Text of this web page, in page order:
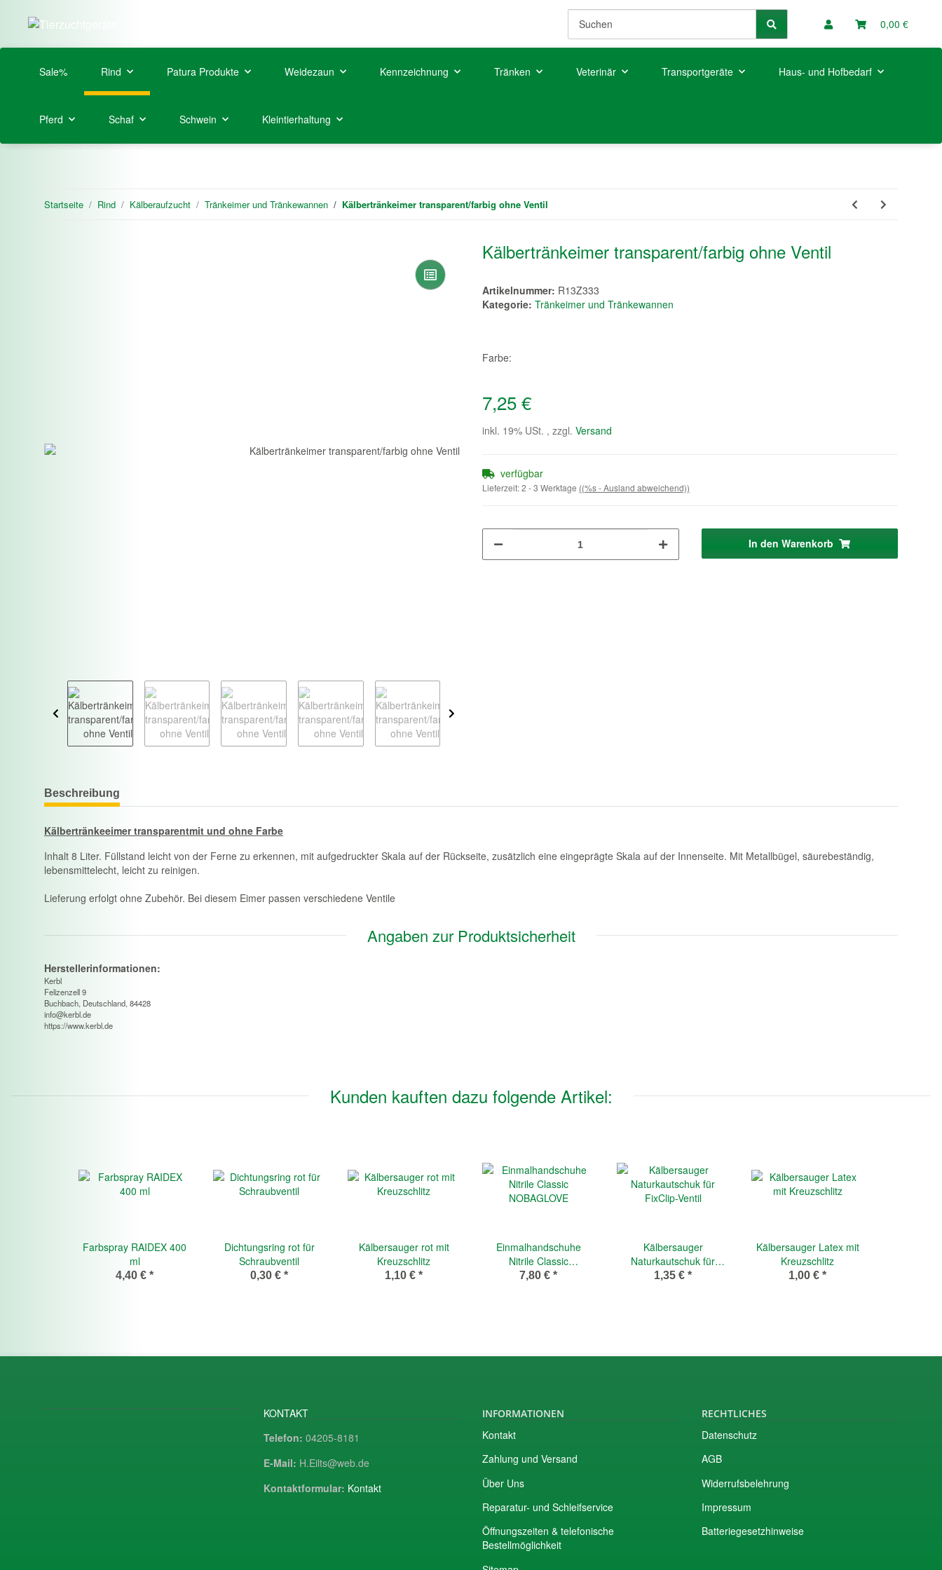
0,00 €
Sale% Rind Patura Produkte Weidezaun Kennzeichnung Tränken Veterinär Transportgeräte Haus- und Hofbedarf
Pferd Schaf Schwein Kleintierhaltung
Startseite Rind Kälberaufzucht Tränkeimer und Tränkewannen Kälbertränkeimer transparent/farbig ohne Ventil
Kälbertränkeimer transparent/farbig ohne Ventil
Artikelnummer: R13Z333
Kategorie: Tränkeimer und Tränkewannen
Farbe:
7,25 €
inkl. 19% USt. , zzgl. Versand
verfügbar
Lieferzeit:2 - 3 Werktage ((%s - Ausland abweichend))
In den Warenkorb
Beschreibung
Kälbertränkeeimer transparentmit und ohne Farbe
Inhalt 8 Liter. Füllstand leicht von der Ferne zu erkennen, mit aufgedruckter Skala auf der Rückseite, zusätzlich eine eingeprägte Skala auf der Innenseite. Mit Metallbügel, säurebeständig,
lebensmittelecht, leicht zu reinigen.
Lieferung erfolgt ohne Zubehör. Bei diesem Eimer passen verschiedene Ventile
Angaben zur Produktsicherheit
Herstellerinformationen:
Kerbl
Felizenzell 9
Buchbach, Deutschland, 84428
info@kerbl.de
https://www.kerbl.de
Kunden kauften dazu folgende Artikel:
Farbspray RAIDEX 400
ml
4,40 € *
Dichtungsring rot für
Schraubventil
0,30 € *
Kälbersauger rot mit
Kreuzschlitz
1,10 € *
Einmalhandschuhe
Nitrile Classic
NOBAGLOVE
7,80 € *
Kälbersauger
Naturkautschuk für
FixClip-Ventil
1,35 € *
Kälbersauger Latex mit
Kreuzschlitz
1,00 € *
KONTAKT
Telefon: 04205-8181
E-Mail: H.Eilts@web.de
Kontaktformular: Kontakt
INFORMATIONEN
Kontakt
Zahlung und Versand
Über Uns
Reparatur- und Schleifservice
Öffnungszeiten & telefonische
Bestellmöglichkeit
RECHTLICHES
Datenschutz
AGB
Widerrufsbelehrung
Impressum
Batteriegesetzhinweise